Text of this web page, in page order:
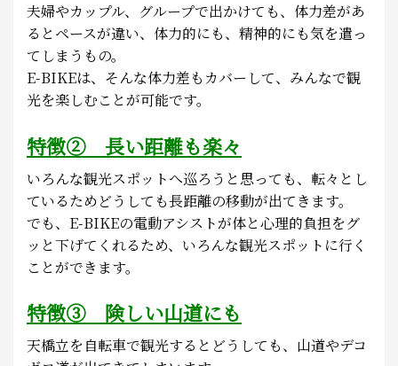
夫婦やカップル、グループで出かけても、体力差があ
るとペースが違い、体力的にも、精神的にも気を遣っ
てしまうもの。
E-BIKEは、そんな体力差もカバーして、みんなで観
光を楽しむことが可能です。
特徴② 長い距離も楽々
いろんな観光スポットへ巡ろうと思っても、転々とし
ているためどうしても長距離の移動が出てきます。
でも、E-BIKEの電動アシストが体と心理的負担をグ
ッと下げてくれるため、いろんな観光スポットに行く
ことができます。
特徴③ 険しい山道にも
天橋立を自転車で観光するとどうしても、山道やデコ